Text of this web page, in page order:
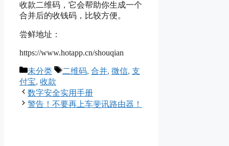
收款二维码，它会帮助你生成一个
合并后的收钱码，比较方便。
尝鲜地址：
https://www.hotapp.cn/shouqian
Categories
未分类 Tags
二维码, 合并, 微信, 支
付宝, 收款
数字安全实用手册
警告！不要再上车斐讯路由器！